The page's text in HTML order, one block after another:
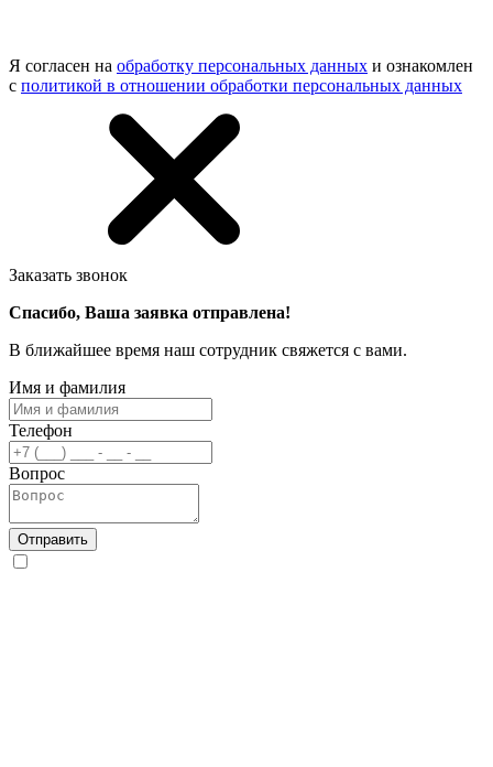
Я согласен на обработку персональных данных и ознакомлен
с политикой в отношении обработки персональных данных
Заказать звонок
Спасибо, Ваша заявка отправлена!
В ближайшее время наш сотрудник свяжется с вами.
Имя и фамилия
Телефон
Вопрос
Отправить